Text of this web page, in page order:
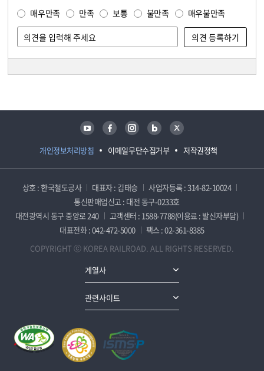
매우만족 만족 보통 불만족 매우불만족
개인정보처리방침 이메일무단수집거부 저작권정책
유튜브 페이스북 인스타그램 블로그 트위터
상호 : 한국철도공사 대표자 : 김태승
사업자등록 : 314-82-10024
통신판매업신고 : 대전 동구-0233호
대전광역시 동구 중앙로 240
고객센터 : 1588-7788(이용료 : 발신자부담)
대표전화 : 042-472-5000
팩스 : 02-361-8385
COPYRIGHT ⓒ KOREA RAILROAD. ALL RIGHTS RESERVED.
계열사
관련사이트